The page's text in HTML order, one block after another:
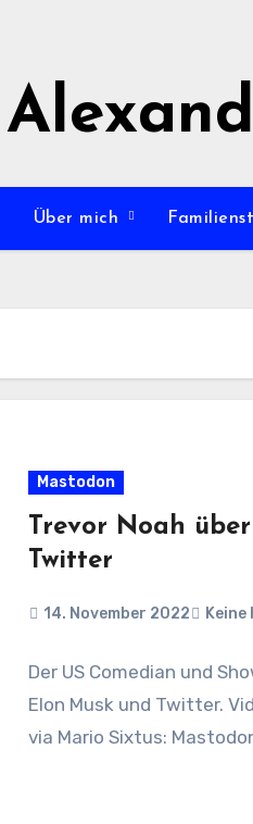
Über mich
Mastodon
Trevor Noah
Twitter
14. November 2022
Der US Comedian und
Elon Musk und Twitter.
via Mario Sixtus: